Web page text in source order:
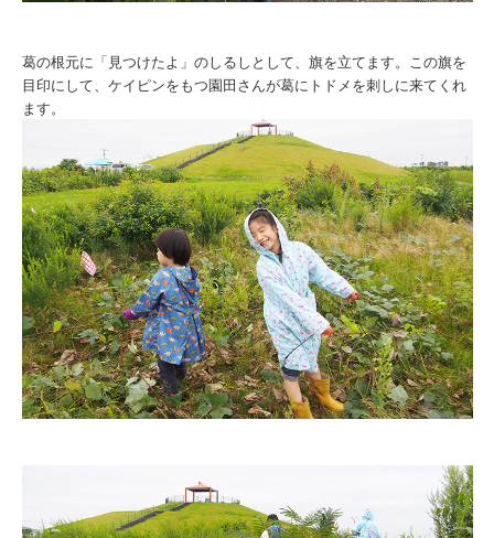
葛の根元に「見つけたよ」のしるしとして、旗を立てます。この旗を
目印にして、ケイピンをもつ園田さんが葛にトドメを刺しに来てくれ
ます。